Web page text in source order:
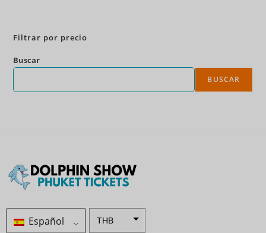
Filtrar por precio
Buscar
BUSCAR
Español THB